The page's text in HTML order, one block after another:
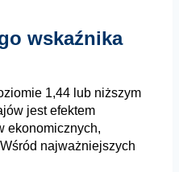
wskaźnika
1,44 lub niższym
jest efektem
ekonomicznych,
najważniejszych